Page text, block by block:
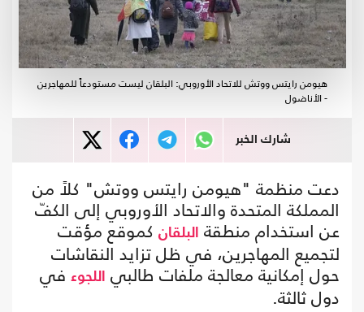
هيومن رايتس ووتش للاتحاد الأوروبي: البلقان ليست مستودعاً للمهاجرين
- الأناضول
شارك الخبر
دعت منظمة "هيومن رايتس ووتش" كلاً من
المملكة المتحدة والاتحاد الأوروبي إلى الكفّ
عن استخدام منطقة البلقان كموقع مؤقت
لتجميع المهاجرين، في ظل تزايد النقاشات
حول إمكانية معالجة ملفات طالبي اللجوء في
دول ثالثة.